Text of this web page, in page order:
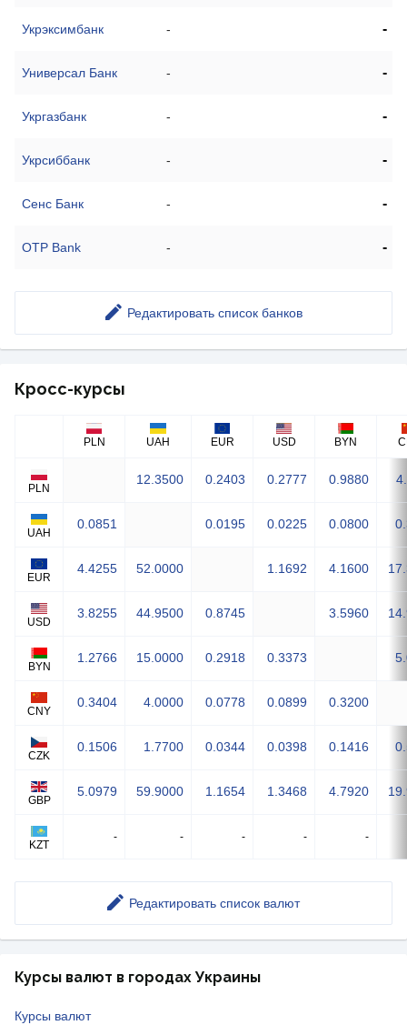
Укрэксимбанк - -
Универсал Банк - -
Укргазбанк - -
Укрсиббанк - -
Сенс Банк - -
OTP Bank - -
Редактировать список банков
Кросс-курсы
PLN UAH EUR USD BYN
PLN
12.3500 0.2403 0.2777 0.9880
UAH
0.0851 0.0195 0.0225 0.0800
EUR
4.4255 52.0000 1.1692 4.1600
USD
3.8255 44.9500 0.8745 3.5960
BYN
1.2766 15.0000 0.2918 0.3373
CNY
0.3404 4.0000 0.0778 0.0899 0.3200
CZK
0.1506 1.7700 0.0344 0.0398 0.1416
GBP
5.0979 59.9000 1.1654 1.3468 4.7920
KZT
- - - - -
Редактировать список валют
Курсы валют в городах Украины
Курсы валют